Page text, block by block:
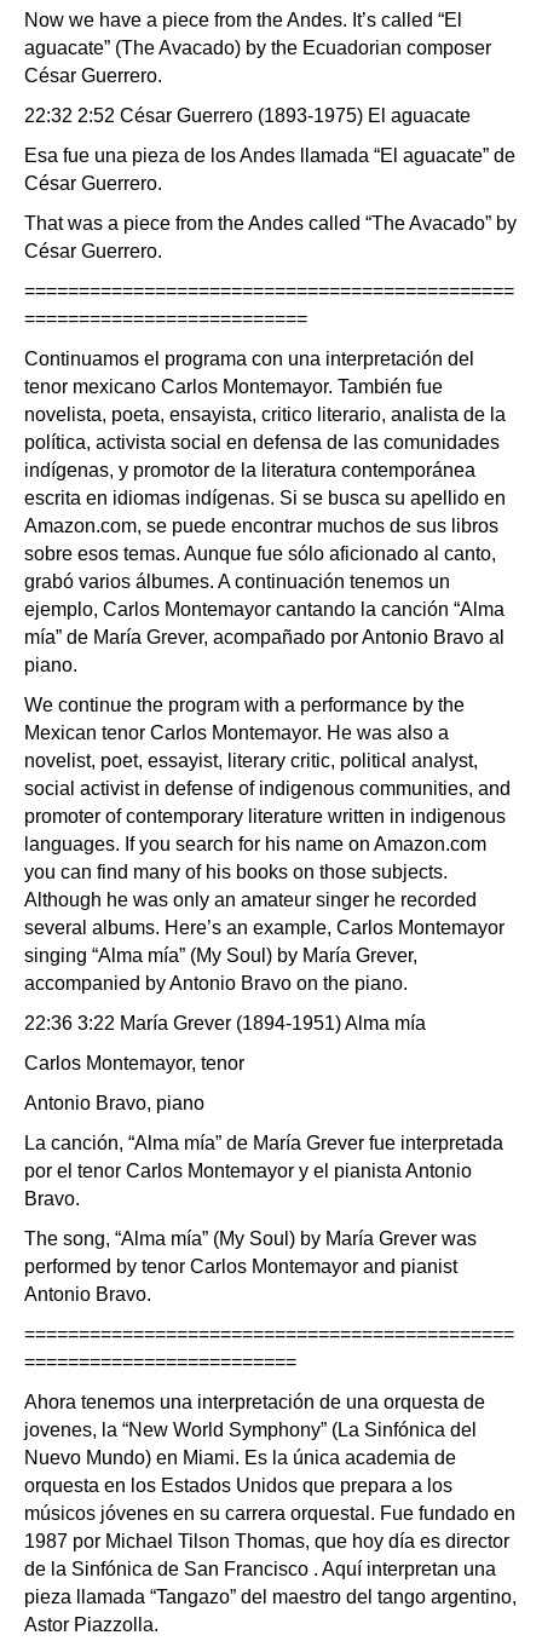
Now we have a piece from the Andes. It’s called “El
aguacate” (The Avacado) by the Ecuadorian composer
César Guerrero.
22:32 2:52 César Guerrero (1893-1975) El aguacate
Esa fue una pieza de los Andes llamada “El aguacate” de
César Guerrero.
That was a piece from the Andes called “The Avacado” by
César Guerrero.
=============================================
==========================
Continuamos el programa con una interpretación del
tenor mexicano Carlos Montemayor. También fue
novelista, poeta, ensayista, critico literario, analista de la
política, activista social en defensa de las comunidades
indígenas, y promotor de la literatura contemporánea
escrita en idiomas indígenas. Si se busca su apellido en
Amazon.com, se puede encontrar muchos de sus libros
sobre esos temas. Aunque fue sólo aficionado al canto,
grabó varios álbumes. A continuación tenemos un
ejemplo, Carlos Montemayor cantando la canción “Alma
mía” de María Grever, acompañado por Antonio Bravo al
piano.
We continue the program with a performance by the
Mexican tenor Carlos Montemayor. He was also a
novelist, poet, essayist, literary critic, political analyst,
social activist in defense of indigenous communities, and
promoter of contemporary literature written in indigenous
languages. If you search for his name on Amazon.com
you can find many of his books on those subjects.
Although he was only an amateur singer he recorded
several albums. Here’s an example, Carlos Montemayor
singing “Alma mía” (My Soul) by María Grever,
accompanied by Antonio Bravo on the piano.
22:36 3:22 María Grever (1894-1951) Alma mía
Carlos Montemayor, tenor
Antonio Bravo, piano
La canción, “Alma mía” de María Grever fue interpretada
por el tenor Carlos Montemayor y el pianista Antonio
Bravo.
The song, “Alma mía” (My Soul) by María Grever was
performed by tenor Carlos Montemayor and pianist
Antonio Bravo.
=============================================
=========================
Ahora tenemos una interpretación de una orquesta de
jovenes, la “New World Symphony” (La Sinfónica del
Nuevo Mundo) en Miami. Es la única academia de
orquesta en los Estados Unidos que prepara a los
músicos jóvenes en su carrera orquestal. Fue fundado en
1987 por Michael Tilson Thomas, que hoy día es director
de la Sinfónica de San Francisco . Aquí interpretan una
pieza llamada “Tangazo” del maestro del tango argentino,
Astor Piazzolla.